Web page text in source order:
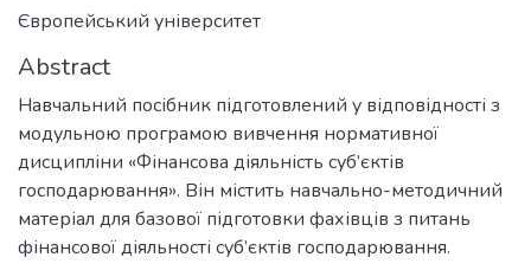
Європейський університет
Abstract
Навчальний посібник підготовлений у відповідності з
модульною програмою вивчення нормативної
дисципліни «Фінансова діяльність суб’єктів
господарювання». Він містить навчально-методичний
матеріал для базової підготовки фахівців з питань
фінансової діяльності суб’єктів господарювання.